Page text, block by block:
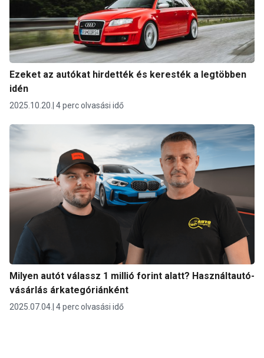
Ezeket az autókat hirdették és keresték a legtöbben
idén
2025.10.20. 4 perc olvasási idő
Milyen autót válassz 1 millió forint alatt? Használtautó-
vásárlás árkategóriánként
2025.07.04. 4 perc olvasási idő